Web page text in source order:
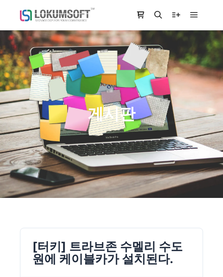
게시판
[터키] 트라브존 수멜리 수도
원에 케이블카가 설치된다.